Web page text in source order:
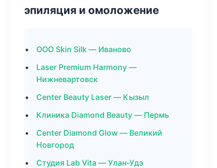
эпиляция и омоложение
ООО Skin Silk — Иваново
Laser Premium Harmony —
Нижневартовск
Center Beauty Laser — Кызыл
Клиника Diamond Beauty — Пермь
Center Diamond Glow — Великий
Новгород
Студия Lab Vita — Улан-Удэ